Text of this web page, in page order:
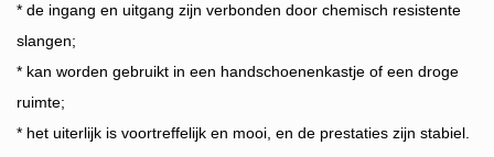
* de ingang en uitgang zijn verbonden door chemisch resistente
slangen;
* kan worden gebruikt in een handschoenenkastje of een droge
ruimte;
* het uiterlijk is voortreffelijk en mooi, en de prestaties zijn stabiel.